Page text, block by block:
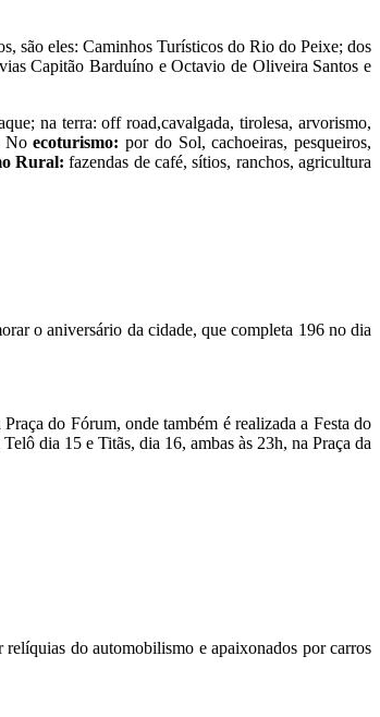
são eles: Caminhos Turísticos do Rio do Peixe; dos
Capitão Barduíno e Octavio de Oliveira Santos e
na terra: off road,cavalgada, tirolesa, arvorismo,
Noecoturismo: por do Sol, cachoeiras, pesqueiros,
Rural: fazendas de café, sítios, ranchos, agricultura
o aniversário da cidade, que completa 196 no dia
do Fórum, onde também é realizada a Festa do
dia 15 e Titãs, dia 16, ambas às 23h, na Praça da
do automobilismo e apaixonados por carros